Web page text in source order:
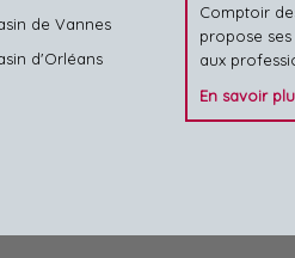
de Vannes
d'Orléans
Comptoir
propose
aux
En savoir
vos préférences pour contrôler la